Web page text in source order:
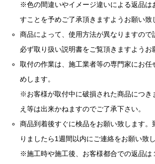
※色の間違いやイメージ違いによる返品は
すことを予めご了承頂きますようお願い致
商品によって、使用方法が異なりますので
必ず取り扱い説明書をご覧頂きますようお
取付の作業は、施工業者等の専門家にお任
めします。
※お客様が取付中に破損された商品につき
え等は出来かねますのでご了承下さい。
商品到着後すぐに検品をお願い致します。
りましたら1週間以内にご連絡をお願い致し
※施工時や施工後、お客様都合での返品は